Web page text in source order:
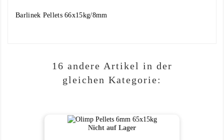
Barlinek Pellets 66x15kg/8mm
16 andere Artikel in der
gleichen Kategorie:
Nicht auf Lager